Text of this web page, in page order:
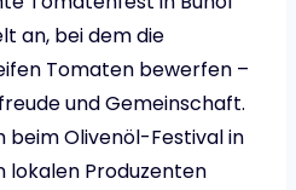
an, bei dem die
Tomaten bewerfen –
und Gemeinschaft.
beim Olivenöl-Festival in
lokalen Produzenten